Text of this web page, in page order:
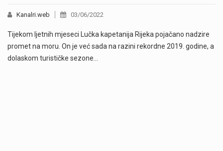
Kanalri.web 03/06/2022
Tijekom ljetnih mjeseci Lučka kapetanija Rijeka pojačano nadzire
promet na moru. On je već sada na razini rekordne 2019. godine, a
dolaskom turističke sezone…